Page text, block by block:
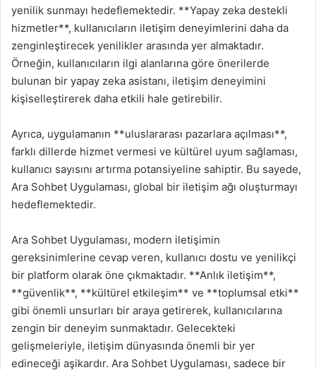
yenilik sunmayı hedeflemektedir. **Yapay zeka destekli
hizmetler**, kullanıcıların iletişim deneyimlerini daha da
zenginleştirecek yenilikler arasında yer almaktadır.
Örneğin, kullanıcıların ilgi alanlarına göre önerilerde
bulunan bir yapay zeka asistanı, iletişim deneyimini
kişiselleştirerek daha etkili hale getirebilir.
Ayrıca, uygulamanın **uluslararası pazarlara açılması**,
farklı dillerde hizmet vermesi ve kültürel uyum sağlaması,
kullanıcı sayısını artırma potansiyeline sahiptir. Bu sayede,
Ara Sohbet Uygulaması, global bir iletişim ağı oluşturmayı
hedeflemektedir.
Ara Sohbet Uygulaması, modern iletişimin
gereksinimlerine cevap veren, kullanıcı dostu ve yenilikçi
bir platform olarak öne çıkmaktadır. **Anlık iletişim**,
**güvenlik**, **kültürel etkileşim** ve **toplumsal etki**
gibi önemli unsurları bir araya getirerek, kullanıcılarına
zengin bir deneyim sunmaktadır. Gelecekteki
gelişmeleriyle, iletişim dünyasında önemli bir yer
edineceği aşikardır. Ara Sohbet Uygulaması, sadece bir